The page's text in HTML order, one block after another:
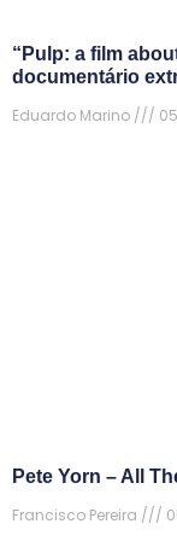
“Pulp: a film
documentário
Eduardo Marino
Pete Yorn – All
Francisco Pereira